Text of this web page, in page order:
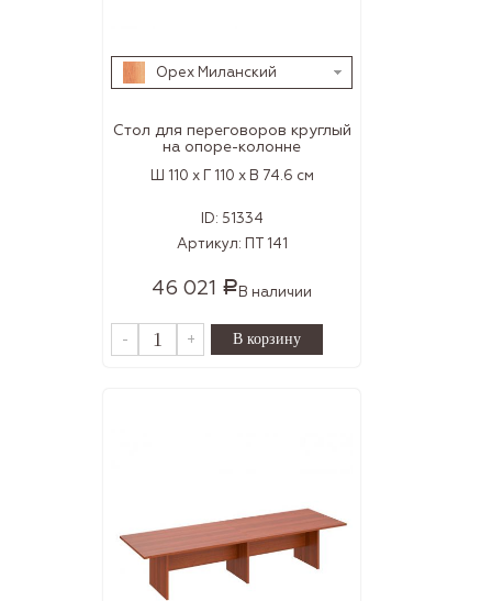
Орех Миланский
Стол для переговоров круглый
на опоре-колонне
Ш 110 x Г 110 x В 74.6 см
ID: 51334
Артикул: ПТ 141
46 021 РВ наличии
- +